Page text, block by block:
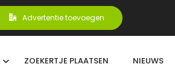
Advertentie toevoegen
ZOEKERTJE PLAATSEN NIEUWS